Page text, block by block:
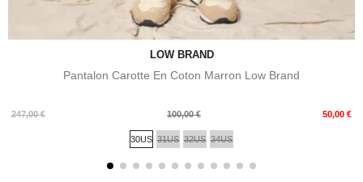
LOW BRAND
Pantalon Carotte En Coton Marron Low Brand
247,00 €
Prix
100,00 € 50,00 €
Prix
30US 31US 32US 34US